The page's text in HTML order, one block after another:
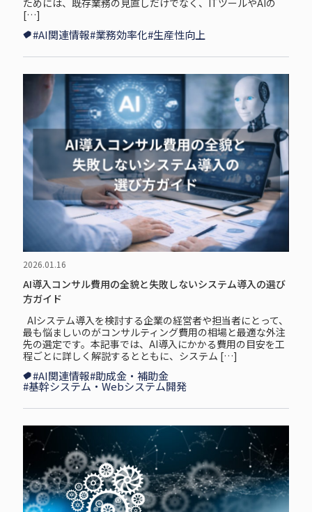
[…]
#AI関連情報#業務効率化#生産性向上
2026.01.16
AI導入コンサル費用の全貌と失敗しないシステム導入の選び
方ガイド
AIシステム導入を検討する企業の経営者や担当者にとって、
最も悩ましいのがコンサルティング費用の相場と最適な外注
先の選定です。本記事では、AI導入にかかる費用の目安を工
程ごとに詳しく解説するとともに、システム […]
#AI関連情報#助成金・補助金
#基幹システム・Webシステム開発